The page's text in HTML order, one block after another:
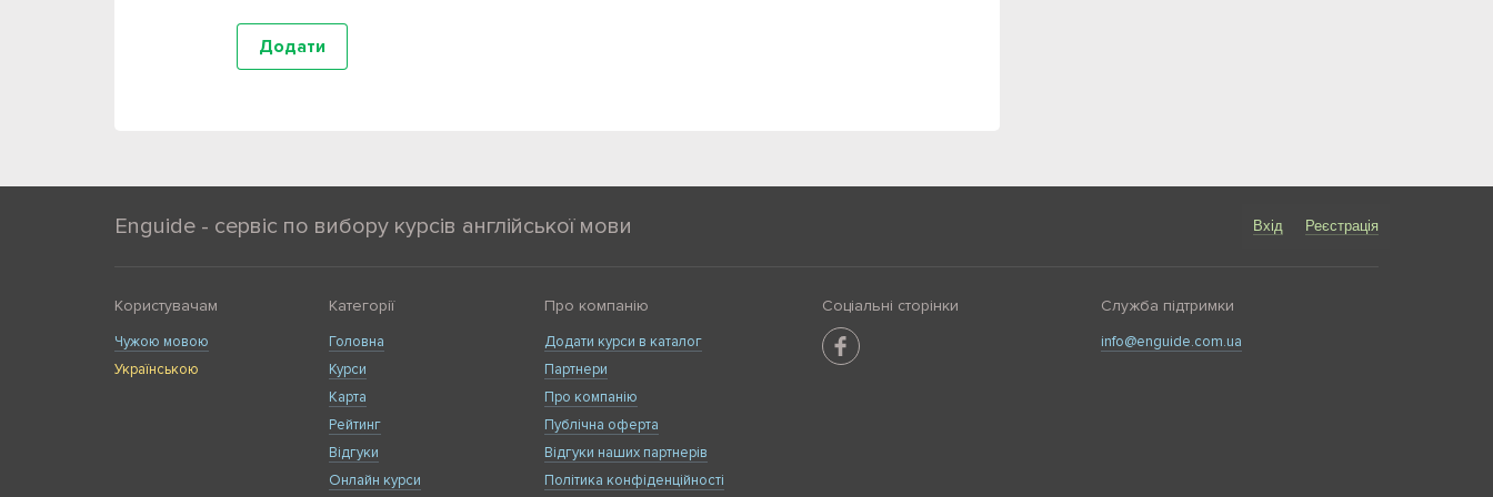
Enguide - сервіс по вибору курсів англійської мови Вхід Реєстрація
Користувачам
Чужою мовою
Українською
Категорії
Головна
Курси
Карта
Рейтинг
Відгуки
Онлайн курси
Про компанію
Додати курси в каталог
Партнери
Про компанію
Публічна оферта
Відгуки наших партнерів
Політика конфіденційності
Соціальні сторінки Служба підтримки
info@enguide.com.ua